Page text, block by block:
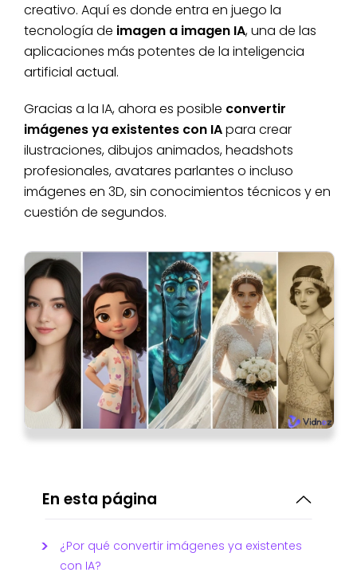
creativo. Aquí es donde entra en juego la
tecnología de imagen a imagen IA, una de las
aplicaciones más potentes de la inteligencia
artificial actual.
Gracias a la IA, ahora es posible convertir
imágenes ya existentes con IApara crear
ilustraciones, dibujos animados, headshots
profesionales, avatares parlantes o incluso
imágenes en 3D, sin conocimientos técnicos y en
cuestión de segundos.
En esta página
¿Por qué convertir imágenes ya existentes
con IA?